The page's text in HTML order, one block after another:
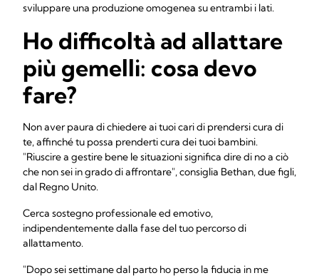
sviluppare una produzione omogenea su entrambi i lati.
Ho difficoltà ad allattare
più gemelli: cosa devo
fare?
Non aver paura di chiedere ai tuoi cari di prendersi cura di
te, affinché tu possa prenderti cura dei tuoi bambini.
"Riuscire a gestire bene le situazioni significa dire di no a ciò
che non sei in grado di affrontare", consiglia Bethan, due figli,
dal Regno Unito.
Cerca sostegno professionale ed emotivo,
indipendentemente dalla fase del tuo percorso di
allattamento.
"Dopo sei settimane dal parto ho perso la fiducia in me